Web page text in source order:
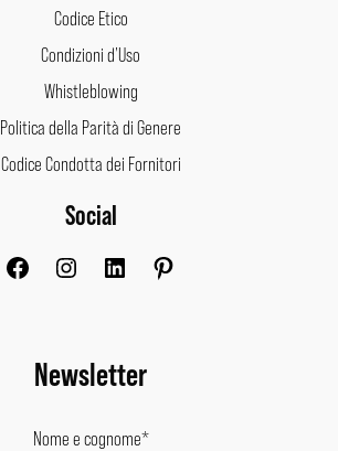
Codice Etico
Condizioni d’Uso
Whistleblowing
Politica della Parità di Genere
Codice Condotta dei Fornitori
Social
FacebookInstagram
Newsletter
Nome e cognome*